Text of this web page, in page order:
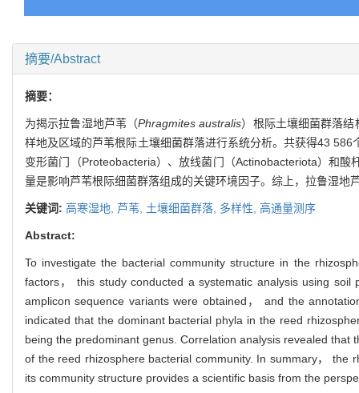
摘要/Abstract
摘要：
为揭示拉鲁湿地芦苇（Phragmites australis）根际土壤细菌群落
样地及区域的芦苇根际土壤细菌群落进行系统分析。共获得43
变形菌门（Proteobacteria）、放线菌门（Actinobacteriota）和
量是影响芦苇根际细菌群落组成的关键环境因子。综上，拉鲁湿
关键词: 高寒湿地, 芦苇, 土壤细菌群落, 多样性, 高通量测序
Abstract:
To investigate the bacterial community structure in the
factors， this study conducted a systematic analysis using soil
amplicon sequence variants were obtained， and the
indicated that the dominant bacterial phyla in the reed
being the predominant genus. Correlation analysis revealed
of the reed rhizosphere bacterial community. In summary， the
its community structure provides a scientific basis from the